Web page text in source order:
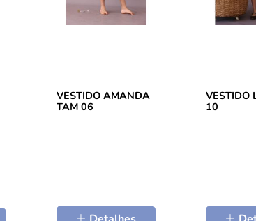
VESTIDO AMANDA
TAM 06
VESTIDO
10